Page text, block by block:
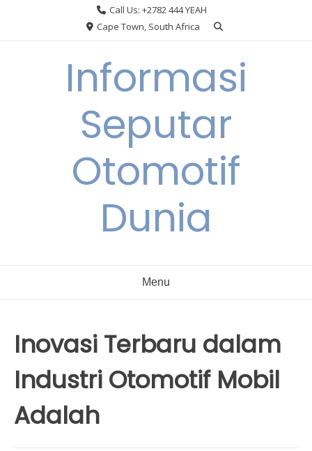
Call Us: +2782 444 YEAH
Cape Town, South Africa
Informasi
Seputar
Otomotif
Dunia
Menu
Inovasi Terbaru dalam
Industri Otomotif Mobil
Adalah